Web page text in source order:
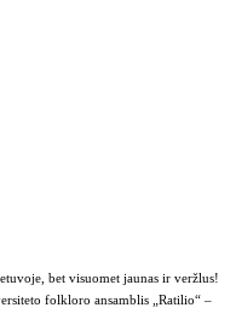
bet visuomet jaunas ir veržlus!
folkloro ansamblis „Ratilio“ –